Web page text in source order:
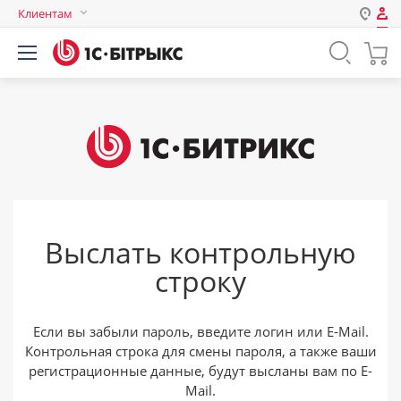
Клиентам
Авторизация
Логин
Запомнить меня на этом
компьютере
Забыли свой пароль?
или войдите с помощью
Выслать контрольную
строку
Если вы забыли пароль, введите логин или E-Mail.
Контрольная строка для смены пароля, а также ваши
регистрационные данные, будут высланы вам по E-
Mail.